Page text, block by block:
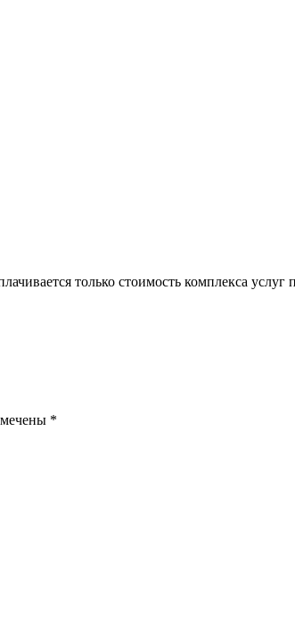
только стоимость комплекса услуг
*